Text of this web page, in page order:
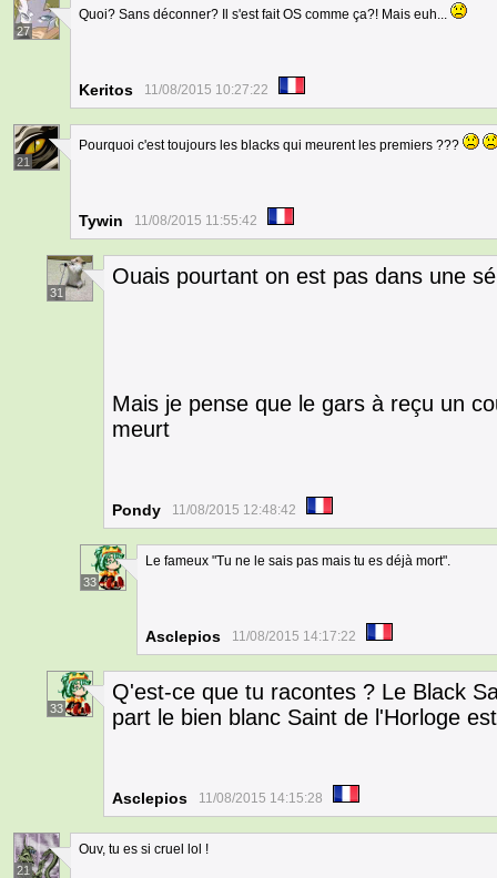
27
Quoi? Sans déconner? Il s'est fait OS comme ça?! Mais euh...
Keritos 11/08/2015 10:27:22
21
Pourquoi c'est toujours les blacks qui meurent les premiers ???
Tywin 11/08/2015 11:55:42
31
Ouais pourtant on est pas dans une
Mais je pense que le gars à reçu un
meurt
Pondy 11/08/2015 12:48:42
33
Le fameux "Tu ne le sais pas mais tu es déjà mort".
Asclepios 11/08/2015 14:17:22
33
Q'est-ce que tu racontes ? Le Black
part le bien blanc Saint de l'Horloge
Asclepios 11/08/2015 14:15:28
21
Ouv, tu es si cruel lol !